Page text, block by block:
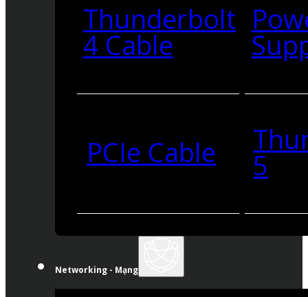
Thunderbolt
4 Cable
PCIe Cable 5
Networking - Mạng